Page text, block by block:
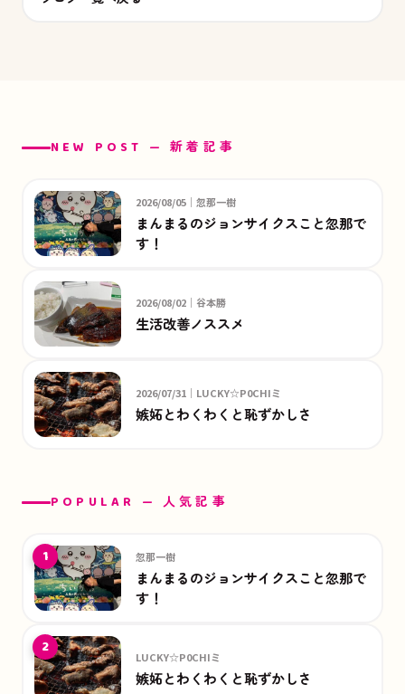
NEW POST — 新着記事
2026/08/05｜忽那一樹
まんまるのジョンサイクスこと忽那で
す！
2026/08/02｜谷本勝
生活改善ノススメ
2026/07/31｜LUCKY☆P0CHIミ
嫉妬とわくわくと恥ずかしさ
POPULAR — 人気記事
1 忽那一樹
まんまるのジョンサイクスこと忽那で
す！
2 LUCKY☆P0CHIミ
嫉妬とわくわくと恥ずかしさ